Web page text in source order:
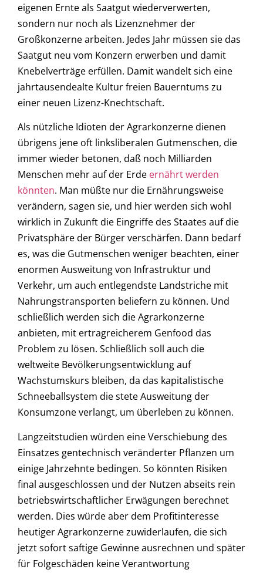
eigenen Ernte als Saatgut wiederverwerten,
sondern nur noch als Lizenznehmer der
Großkonzerne arbeiten. Jedes Jahr müssen sie das
Saatgut neu vom Konzern erwerben und damit
Knebelverträge erfüllen. Damit wandelt sich eine
jahrtausendealte Kultur freien Bauerntums zu
einer neuen Lizenz-Knechtschaft.
Als nützliche Idioten der Agrarkonzerne dienen
übrigens jene oft linksliberalen Gutmenschen, die
immer wieder betonen, daß noch Milliarden
Menschen mehr auf der Erde ernährt werden
könnten. Man müßte nur die Ernährungsweise
verändern, sagen sie, und hier werden sich wohl
wirklich in Zukunft die Eingriffe des Staates auf die
Privatsphäre der Bürger verschärfen. Dann bedarf
es, was die Gutmenschen weniger beachten, einer
enormen Ausweitung von Infrastruktur und
Verkehr, um auch entlegendste Landstriche mit
Nahrungstransporten beliefern zu können. Und
schließlich werden sich die Agrarkonzerne
anbieten, mit ertragreicherem Genfood das
Problem zu lösen. Schließlich soll auch die
weltweite Bevölkerungsentwicklung auf
Wachstumskurs bleiben, da das kapitalistische
Schneeballsystem die stete Ausweitung der
Konsumzone verlangt, um überleben zu können.
Langzeitstudien würden eine Verschiebung des
Einsatzes gentechnisch veränderter Pflanzen um
einige Jahrzehnte bedingen. So könnten Risiken
final ausgeschlossen und der Nutzen abseits rein
betriebswirtschaftlicher Erwägungen berechnet
werden. Dies würde aber dem Profitinteresse
heutiger Agrarkonzerne zuwiderlaufen, die sich
jetzt sofort saftige Gewinne ausrechnen und später
für Folgeschäden keine Verantwortung